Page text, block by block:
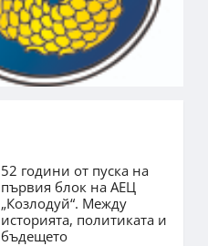
52 години от пуска на
първия блок на АЕЦ
„Козлодуй“. Между
историята, политиката и
бъдещето